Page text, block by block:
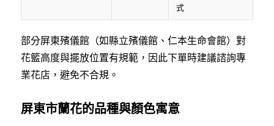
式
部分屏東殯儀館（如縣立殯儀館、仁本生命會館）對
花籃高度與擺放位置有規範，因此下單時建議諮詢專
業花店，避免不合規。
屏東市蘭花的品種與顏色寓意